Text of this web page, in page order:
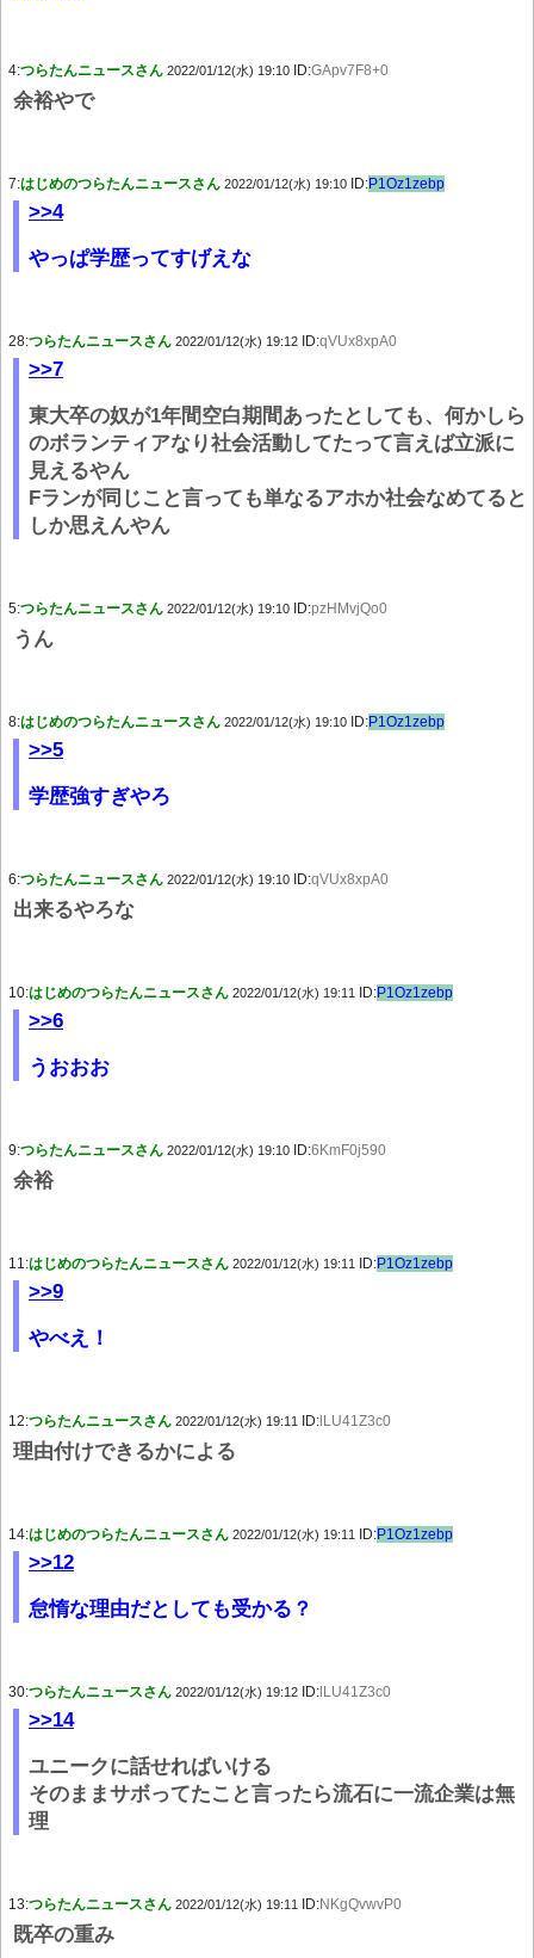
4:つらたんニュースさん 2022/01/12(水) 19:10 ID:GApv7F8+0
余裕やで
7:はじめのつらたんニュースさん 2022/01/12(水) 19:10 ID:P1Oz1zebp
>>4
やっぱ学歴ってすげえな
28:つらたんニュースさん 2022/01/12(水) 19:12 ID:qVUx8xpA0
>>7
東大卒の奴が1年間空白期間あったとしても、何かしら
のボランティアなり社会活動してたって言えば立派に
見えるやん
Fランが同じこと言っても単なるアホか社会なめてると
しか思えんやん
5:つらたんニュースさん 2022/01/12(水) 19:10 ID:pzHMvjQo0
うん
8:はじめのつらたんニュースさん 2022/01/12(水) 19:10 ID:P1Oz1zebp
>>5
学歴強すぎやろ
6:つらたんニュースさん 2022/01/12(水) 19:10 ID:qVUx8xpA0
出来るやろな
10:はじめのつらたんニュースさん 2022/01/12(水) 19:11 ID:P1Oz1zebp
>>6
うおおお
9:つらたんニュースさん 2022/01/12(水) 19:10 ID:6KmF0j590
余裕
11:はじめのつらたんニュースさん 2022/01/12(水) 19:11 ID:P1Oz1zebp
>>9
やべえ！
12:つらたんニュースさん 2022/01/12(水) 19:11 ID: lLU41Z3c0
理由付けできるかによる
14:はじめのつらたんニュースさん 2022/01/12(水) 19:11 ID:P1Oz1zebp
>>12
怠惰な理由だとしても受かる？
30:つらたんニュースさん 2022/01/12(水) 19:12 ID: lLU41Z3c0
>>14
ユニークに話せればいける
そのままサボってたこと言ったら流石に一流企業は無
理
13:つらたんニュースさん 2022/01/12(水) 19:11 ID:NKgQvwvP0
既卒の重み